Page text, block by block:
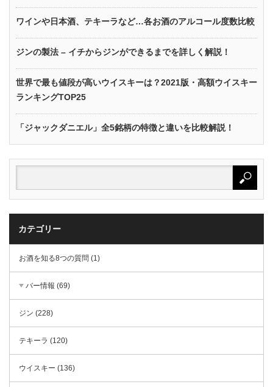
ワインや日本酒、テキーラなど…各お酒のアルコール度数比較
ジンの製法 – イチからジンができるまでを詳しく解説！
世界で最も値段が高いウイスキーは？2021版・高額ウイスキー
ランキングTOP25
「ジャックダニエル」全5銘柄の特徴と違いを比較解説！
カテゴリー
お酒を知る8つの質問 (1)
バー情報 (69)
ジン (228)
テキーラ (120)
ウイスキー (136)